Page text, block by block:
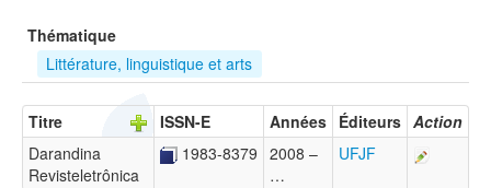
EN
ES
?
Thématique
Littérature, linguistique et arts
Titre ISSN-E Années Éditeurs Action
Darandina
Revisteletrônica
1983-8379 2008 –
…
UFJF